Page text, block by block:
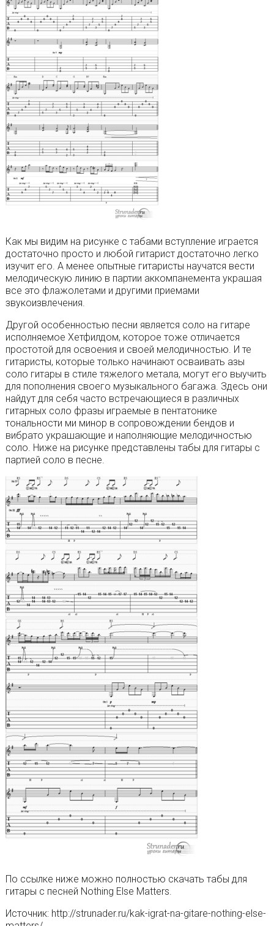
Как мы видим на рисунке с табами вступление играется
достаточно просто и любой гитарист достаточно легко
изучит его. А менее опытные гитаристы научатся вести
мелодическую линию в партии аккомпанемента украшая
все это флажолетами и другими приемами
звукоизвлечения.
Другой особенностью песни является соло на гитаре
исполняемое Хетфилдом, которое тоже отличается
простотой для освоения и своей мелодичностью. И те
гитаристы, которые только начинают осваивать азы
соло гитары в стиле тяжелого метала, могут его выучить
для пополнения своего музыкального багажа. Здесь они
найдут для себя часто встречающиеся в различных
гитарных соло фразы играемые в пентатонике
тональности ми минор в сопровождении бендов и
вибрато украшающие и наполняющие мелодичностью
соло. Ниже на рисунке представлены табы для гитары с
партией соло в песне.
По ссылке ниже можно полностью скачать табы для
гитары с песней Nothing Else Matters.
Источник: http://strunader.ru/kak-igrat-na-gitare-nothing-else-